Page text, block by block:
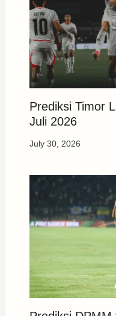
Prediksi Timor
Juli 2026
July 30, 2026